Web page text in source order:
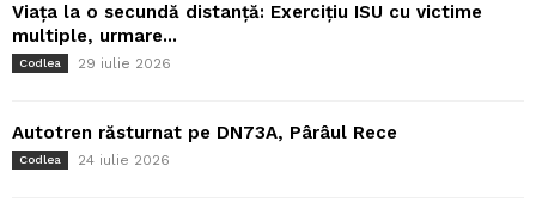
Viața la o secundă distanță: Exercițiu ISU cu victime
multiple, urmare...
Codlea 29 iulie 2026
Autotren răsturnat pe DN73A, Pârâul Rece
Codlea 24 iulie 2026